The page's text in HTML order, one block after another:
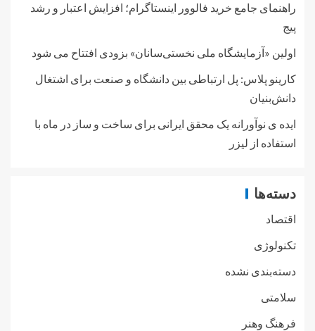
راهنمای جامع خرید فالوور اینستاگرام؛ افزایش اعتبار و رشد
پیج
اولین «آزمایشگاه ملی نخستی‌سانان» بزودی افتتاح می شود
کارینو پلاس: پل ارتباطی بین دانشگاه و صنعت برای اشتغال
دانش‌بنیان
ایده ی نوآورانه یک محقق ایرانی برای ساخت و ساز در ماه با
استفاده از لیزر
دسته‌ها
اقتصاد
تکنولوژی
دسته‌بندی نشده
سلامتی
فرهنگ وهنر